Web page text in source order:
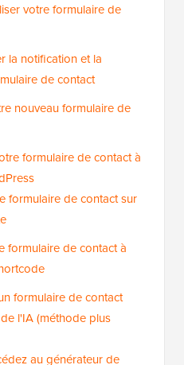
votre formulaire de
la notification et la
de contact
nouveau formulaire de
formulaire de contact à
formulaire de contact sur
formulaire de contact à
formulaire de contact
l'IA (méthode plus
au générateur de